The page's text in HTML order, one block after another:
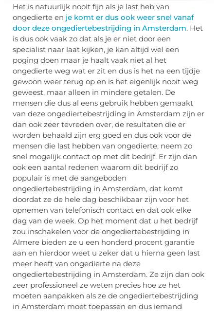
Het is natuurlijk nooit fijn als je last heb van
ongedierte en je komt er dus ook weer snel vanaf
door deze ongediertebestrijding in Amsterdam. Het
is dus ook vaak zo dat als je er niet door een
specialist naar laat kijken, je kan altijd wel een
poging doen maar je haalt vaak niet al het
ongedierte weg wat er zit en dus is het na een tijdje
gewoon weer terug op en is het eigenlijk nooit weg
geweest, maar alleen in mindere getalen. De
mensen die dus al eens gebruik hebben gemaakt
van deze ongediertebestrijding in Amsterdam zijn er
dan ook zeer tevreden over, de resultaten die er
worden behaald zijn erg goed en dus ook voor de
mensen die last hebben van ongedierte, neem zo
snel mogelijk contact op met dit bedrijf. Er zijn dan
ook een aantal redenen waarom dit bedrijf zo
populair is met de aangeboden
ongediertebestrijding in Amsterdam, dat komt
doordat ze de hele dag beschikbaar zijn voor het
opnemen van telefonisch contact en dat ook elke
dag van de week. Op het moment dat u het bedrijf
zou inschakelen voor de ongediertebestrijding in
Almere bieden ze u een honderd procent garantie
aan en hierdoor weet u zeker dat u hierna geen last
meer heeft van ongedierte na deze
ongediertebestrijding in Amsterdam. Ze zijn dan ook
zeer professioneel ze weten precies hoe ze het
moeten aanpakken als ze de ongediertebestrijding
in Amsterdam moet toepassen en dus iemand